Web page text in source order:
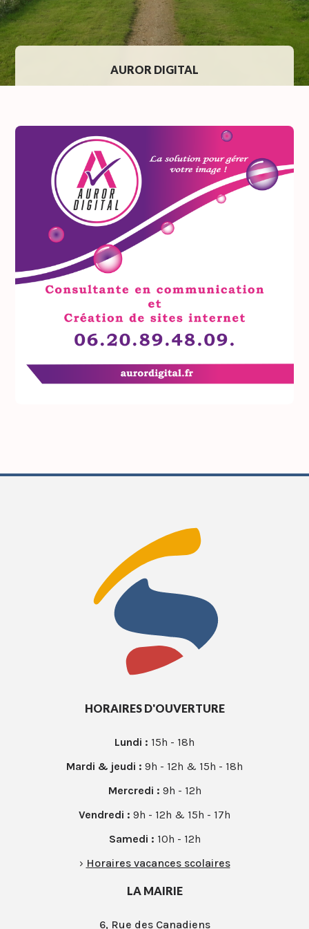
AUROR DIGITAL
HORAIRES D'OUVERTURE
Lundi : 15h - 18h
Mardi & jeudi : 9h - 12h & 15h - 18h
Mercredi : 9h - 12h
Vendredi : 9h - 12h & 15h - 17h
Samedi : 10h - 12h
› Horaires vacances scolaires
LA MAIRIE
6, Rue des Canadiens